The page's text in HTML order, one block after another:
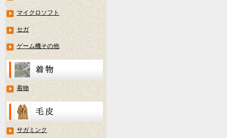
マイクロソフト
セガ
ゲーム機その他
着物
サガミンク